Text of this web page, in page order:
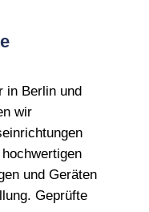
in Berlin und
wir
und Geräten
Geprüfte